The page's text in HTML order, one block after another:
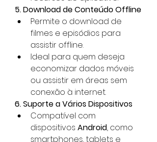
5. Download de Conteúdo Offline
Permite o download de
filmes e episódios para
assistir offline.
Ideal para quem deseja
economizar dados móveis
ou assistir em áreas sem
conexão à internet.
6. Suporte a Vários Dispositivos
Compatível com
dispositivos Android, como
smartphones, tablets e